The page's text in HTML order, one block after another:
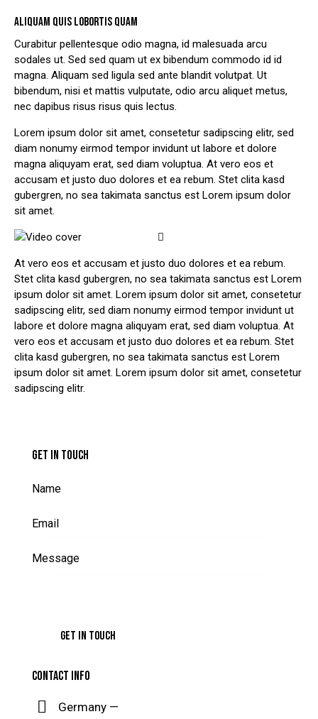
ALIQUAM QUIS LOBORTIS QUAM
Curabitur pellentesque odio magna, id malesuada arcu
sodales ut. Sed sed quam ut ex bibendum commodo id id
magna. Aliquam sed ligula sed ante blandit volutpat. Ut
bibendum, nisi et mattis vulputate, odio arcu aliquet metus,
nec dapibus risus risus quis lectus.
Lorem ipsum dolor sit amet, consetetur sadipscing elitr, sed
diam nonumy eirmod tempor invidunt ut labore et dolore
magna aliquyam erat, sed diam voluptua. At vero eos et
accusam et justo duo dolores et ea rebum. Stet clita kasd
gubergren, no sea takimata sanctus est Lorem ipsum dolor
sit amet.
At vero eos et accusam et justo duo dolores et ea rebum.
Stet clita kasd gubergren, no sea takimata sanctus est Lorem
ipsum dolor sit amet. Lorem ipsum dolor sit amet, consetetur
sadipscing elitr, sed diam nonumy eirmod tempor invidunt ut
labore et dolore magna aliquyam erat, sed diam voluptua. At
vero eos et accusam et justo duo dolores et ea rebum. Stet
clita kasd gubergren, no sea takimata sanctus est Lorem
ipsum dolor sit amet. Lorem ipsum dolor sit amet, consetetur
sadipscing elitr.
GET IN TOUCH
CONTACT INFO
Germany —